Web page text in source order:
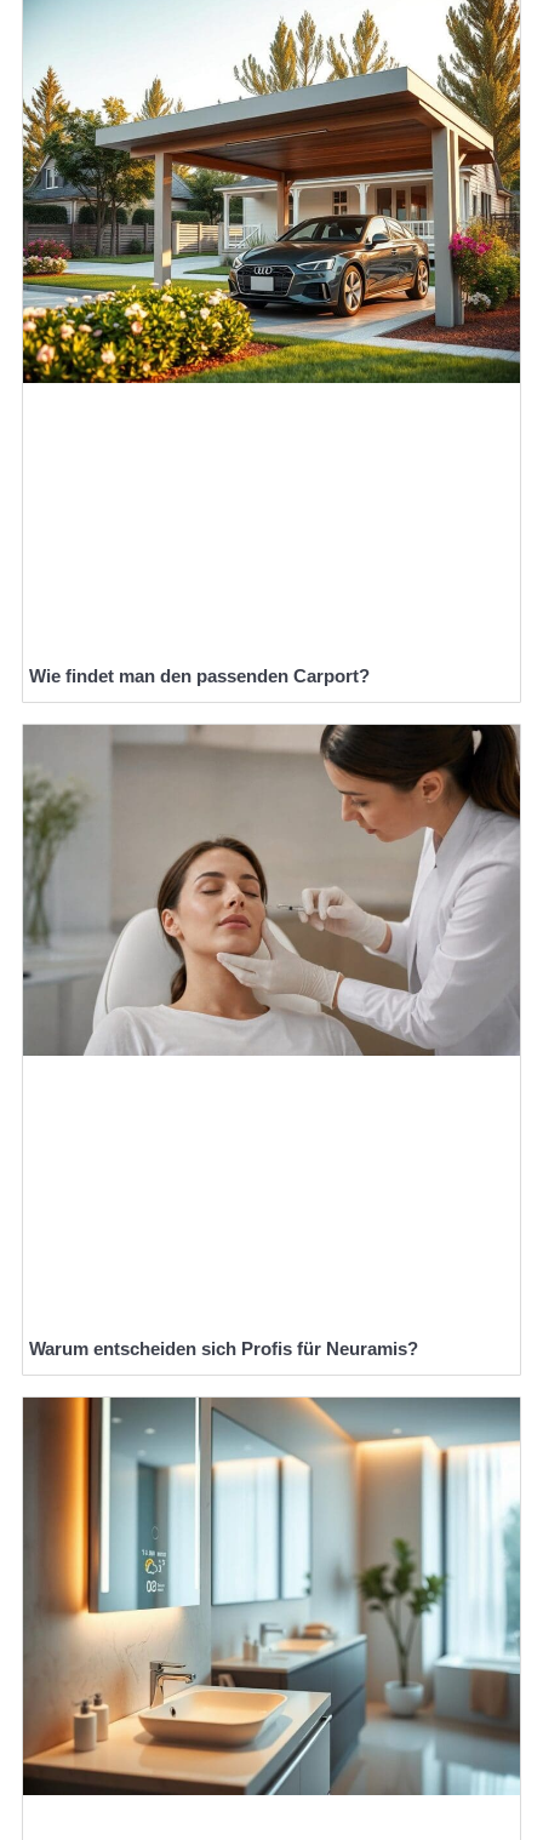
Wie findet man den passenden Carport?
Warum entscheiden sich Profis für Neuramis?